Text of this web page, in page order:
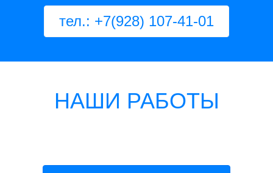
тел.: +7(928) 107-41-01
НАШИ РАБОТЫ